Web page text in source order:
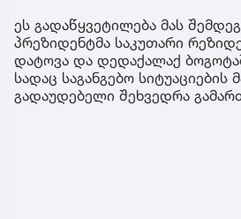
ეს გადაწყვეტილება მას
პრეზიდენტმა საკუთარი
დატოვა და დედაქალაქ
სადაც საგანგებო სიტუაციების
გადაუდებელი შეხვედრა